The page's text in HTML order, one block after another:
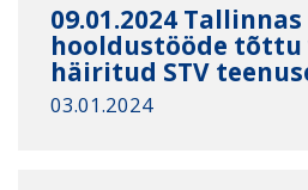
09.01.2024
hooldustööde tõttu
häiritud STV
03.01.2024